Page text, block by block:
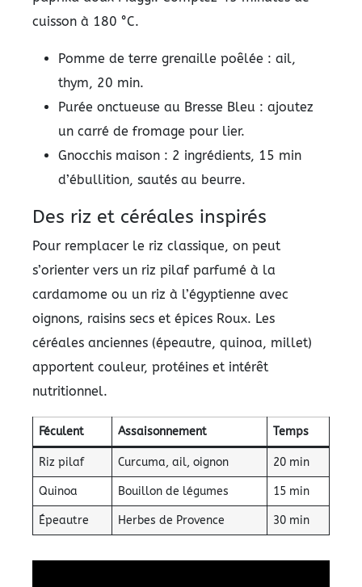
cuisson à 180 °C.
Pomme de terre grenaille poêlée : ail,
thym, 20 min.
Purée onctueuse au Bresse Bleu : ajoutez
un carré de fromage pour lier.
Gnocchis maison : 2 ingrédients, 15 min
d’ébullition, sautés au beurre.
Des riz et céréales inspirés
Pour remplacer le riz classique, on peut
s’orienter vers un riz pilaf parfumé à la
cardamome ou un riz à l’égyptienne avec
oignons, raisins secs et épices Roux. Les
céréales anciennes (épeautre, quinoa, millet)
apportent couleur, protéines et intérêt
nutritionnel.
Féculent Assaisonnement Temps
Riz pilaf Curcuma, ail, oignon 20 min
Quinoa Bouillon de légumes 15 min
Épeautre Herbes de Provence 30 min